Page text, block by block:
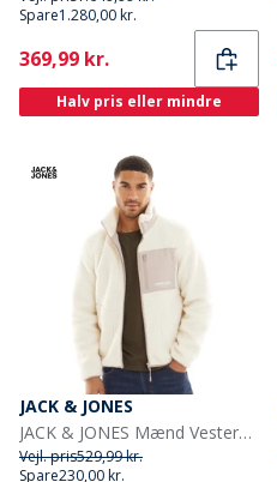
Spare1.280,00 kr.
Current
369,99 kr.
Halv pris eller mindre
JACK & JONES
JACK & JONES Mænd Vesterbro Teddy Jakke Atmosphere
Vejl. pris529,99 kr.
Spare230,00 kr.